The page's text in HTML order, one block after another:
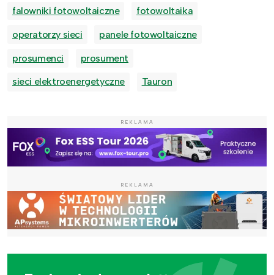
falowniki fotowoltaiczne fotowoltaika
operatorzy sieci panele fotowoltaiczne
prosumenci prosument
sieci elektroenergetyczne Tauron
REKLAMA
REKLAMA